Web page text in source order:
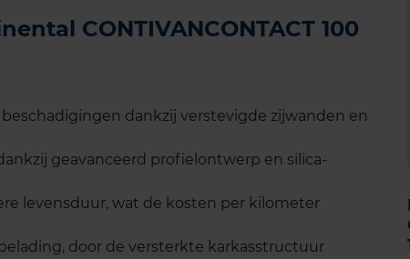
CONTIVANCONTACT 100
dankzij verstevigde zijwanden en
geavanceerd profielontwerp en silica-
levensduur, wat de kosten per kilometer
door de versterkte karkasstructuur